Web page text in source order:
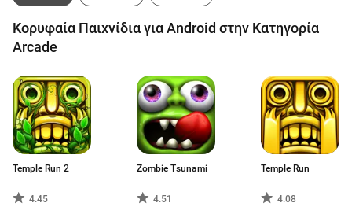
Κορυφαία Παιχνίδια για Android στην Κατηγορία
Arcade
Temple Run 2
4.45
Zombie Tsunami
4.51
Temple Run
4.08